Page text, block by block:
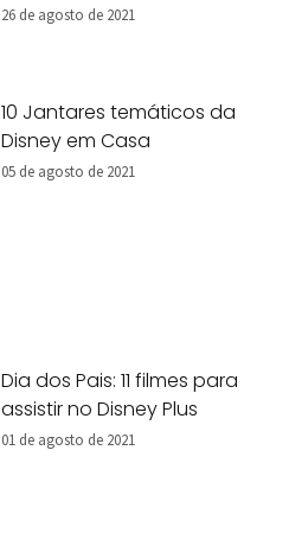
26 de agosto de 2021
10 Jantares temáticos da
Disney em Casa
05 de agosto de 2021
Dia dos Pais: 11 filmes para
assistir no Disney Plus
01 de agosto de 2021